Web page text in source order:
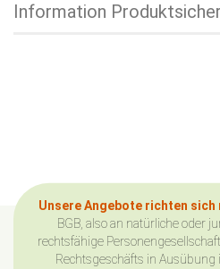
Information
Unsere Angebote richten sich
BGB, also an natürliche oder
rechtsfähige
Rechtsgeschäfts in